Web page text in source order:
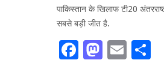
पाकिस्तान के खिलाफ टी20
सबसे बड़ी जीत है.
Facebook
Email